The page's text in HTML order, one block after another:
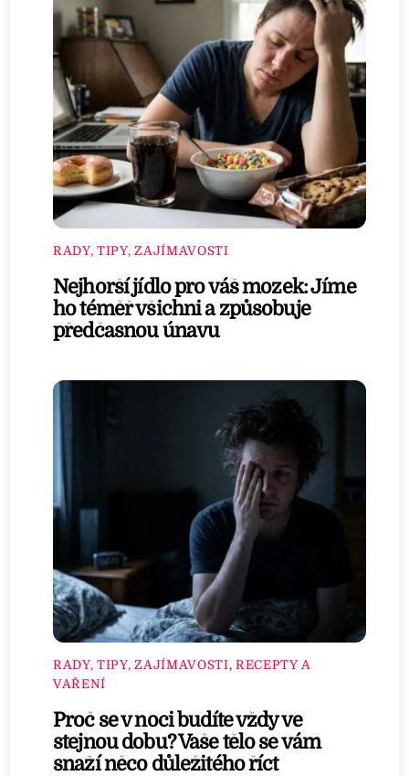
RADY, TIPY, ZAJÍMAVOSTI
Nejhorší jídlo pro váš mozek: Jíme
ho téměř všichni a způsobuje
předčasnou únavu
RADY, TIPY, ZAJÍMAVOSTI, RECEPTY A
VAŘENÍ
Proč se v noci budíte vždy ve
stejnou dobu? Vaše tělo se vám
snaží něco důležitého říct